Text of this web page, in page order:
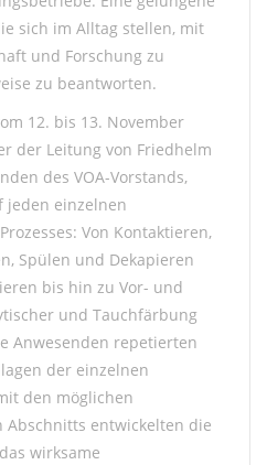
sich im Alltag stellen, mit
und Forschung zu
zu beantworten.
12. bis 13. November
der Leitung von Friedhelm
des VOA-Vorstands,
jeden einzelnen
Von Kontaktieren,
Spülen und Dekapieren
bis hin zu Vor- und
und Tauchfärbung
Anwesenden repetierten
der einzelnen
den möglichen
entwickelten die
wirksame